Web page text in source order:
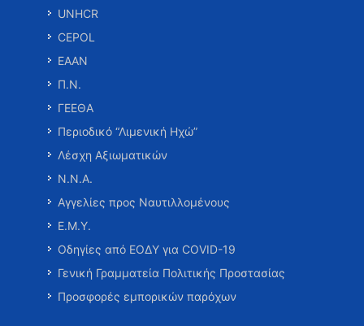
UNHCR
CEPOL
ΕΑΑΝ
Π.Ν.
ΓΕΕΘΑ
Περιοδικό “Λιμενική Ηχώ”
Λέσχη Αξιωματικών
Ν.Ν.Α.
Αγγελίες προς Ναυτιλλομένους
Ε.Μ.Υ.
Οδηγίες από ΕΟΔΥ για COVID-19
Γενική Γραμματεία Πολιτικής Προστασίας
Προσφορές εμπορικών παρόχων